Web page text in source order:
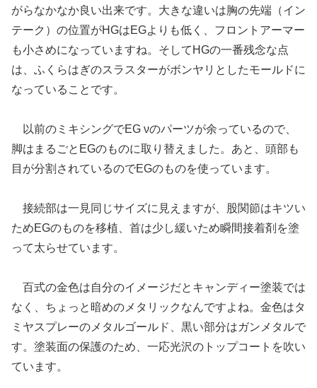
がらなかなか良い出来です。大きな違いは胸の先端（イン
テーク）の位置がHGはEGよりも低く、フロントアーマー
も小さめになっていますね。そしてHGの一番残念な点
は、ふくらはぎのスラスターがボンヤリとしたモールドに
なっていることです。
以前のミキシングでEG νのパーツが余っているので、
脚はまるごとEGのものに取り替えました。あと、頭部も
目が分割されているのでEGのものを使っています。
接続部は一見同じサイズに見えますが、股関節はキツい
ためEGのものを移植、首は少し緩いため瞬間接着剤を塗
って太らせています。
百式の金色は自分のイメージだとキャンディー塗装では
なく、ちょっと暗めのメタリックなんですよね。金色はタ
ミヤスプレーのメタルゴールド、黒い部分はガンメタルで
す。塗装面の保護のため、一応光沢のトップコートを吹い
ています。